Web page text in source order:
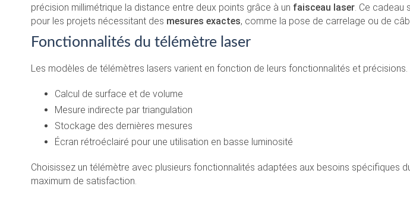
précision millimétrique la distance entre deux points grâce à un faisceau laser. Ce cadeau
pour les projets nécessitant des mesures exactes, comme la pose de carrelage ou de
Fonctionnalités du télémètre laser
Les modèles de télémètres lasers varient en fonction de leurs fonctionnalités et précisions.
Calcul de surface et de volume
Mesure indirecte par triangulation
Stockage des dernières mesures
Écran rétroéclairé pour une utilisation en basse luminosité
Choisissez un télémètre avec plusieurs fonctionnalités adaptées aux besoins spécifiques
maximum de satisfaction.